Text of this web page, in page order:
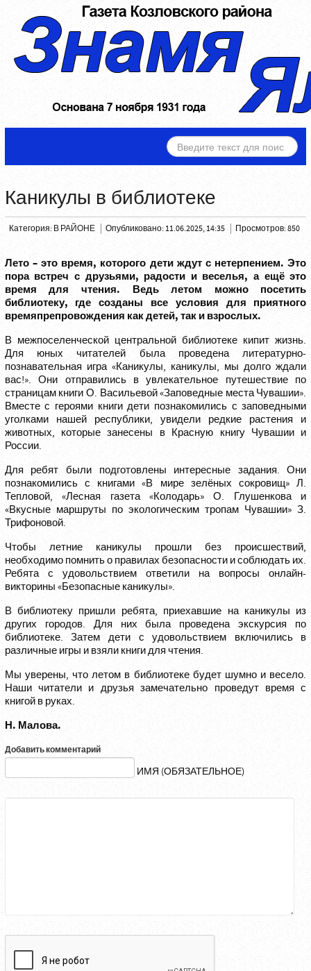
ИСКАТЬ...
Каникулы в библиотеке
Категория: В РАЙОНЕ Опубликовано: 11.06.2025, 14:35 Просмотров: 850
Лето – это время, которого дети ждут с нетерпением. Это
пора встреч с друзьями, радости и веселья, а ещё это
время для чтения. Ведь летом можно посетить
библиотеку, где созданы все условия для приятного
времяпрепровождения как детей, так и взрослых.
В межпоселенческой центральной библиотеке кипит жизнь.
Для юных читателей была проведена литературно-
познавательная игра «Каникулы, каникулы, мы долго ждали
вас!». Они отправились в увлекательное путешествие по
страницам книги О. Васильевой «Заповедные места Чувашии».
Вместе с героями книги дети познакомились с заповедными
уголками нашей республики, увидели редкие растения и
животных, которые занесены в Красную книгу Чувашии и
России.
Для ребят были подготовлены интересные задания. Они
познакомились с книгами «В мире зелёных сокровищ» Л.
Тепловой, «Лесная газета «Колодарь» О. Глушенкова и
«Вкусные маршруты по экологическим тропам Чувашии» З.
Трифоновой.
Чтобы летние каникулы прошли без происшествий,
необходимо помнить о правилах безопасности и соблюдать их.
Ребята с удовольствием ответили на вопросы онлайн-
викторины «Безопасные каникулы».
В библиотеку пришли ребята, приехавшие на каникулы из
других городов. Для них была проведена экскурсия по
библиотеке. Затем дети с удовольствием включились в
различные игры и взяли книги для чтения.
Мы уверены, что летом в библиотеке будет шумно и весело.
Наши читатели и друзья замечательно проведут время с
книгой в руках.
Н. Малова.
Добавить комментарий
ИМЯ (ОБЯЗАТЕЛЬНОЕ)